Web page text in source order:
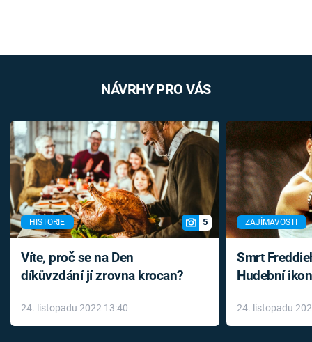
NÁVRHY PRO VÁS
HISTORIE 5
Víte, proč se na Den
díkůvzdání jí zrovna krocan?
24. listopadu 2022 13:40
ZAJÍMAVOSTI
Smrt
Hudební
léky
24. listopadu